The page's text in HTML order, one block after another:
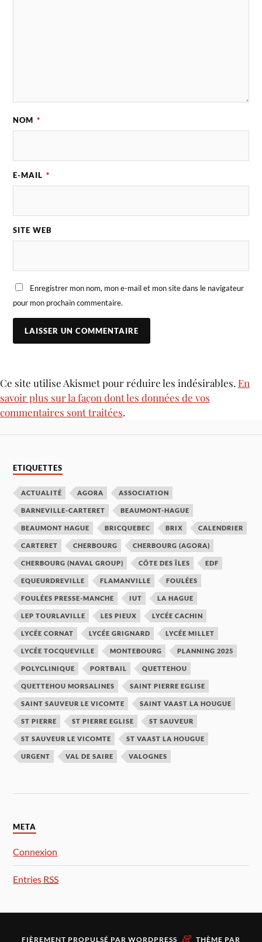
NOM *
E-MAIL *
SITE WEB
Enregistrer mon nom, mon e-mail et mon site dans le navigateur
pour mon prochain commentaire.
Ce site utilise Akismet pour réduire les indésirables. En
savoir plus sur la façon dont les données de vos
commentaires sont traitées.
ETIQUETTES
ACTUALITÉ AGORA ASSOCIATION
BARNEVILLE-CARTERET BEAUMONT-HAGUE
BEAUMONT HAGUE BRICQUEBEC BRIX CALENDRIER
CARTERET CHERBOURG CHERBOURG (AGORA)
CHERBOURG (NAVAL GROUP) CÔTE DES ÎLES EDF
EQUEURDREVILLE FLAMANVILLE FOULÉES
FOULÉES PRESSE-MANCHE IUT LA HAGUE
LEP TOURLAVILLE LES PIEUX LYCÉE CACHIN
LYCÉE CORNAT LYCÉE GRIGNARD LYCÉE MILLET
LYCÉE TOCQUEVILLE MONTEBOURG PLANNING 2025
POLYCLINIQUE PORTBAIL QUETTEHOU
QUETTEHOU MORSALINES SAINT PIERRE EGLISE
SAINT SAUVEUR LE VICOMTE SAINT VAAST LA HOUGUE
ST PIERRE ST PIERRE EGLISE ST SAUVEUR
ST SAUVEUR LE VICOMTE ST VAAST LA HOUGUE
URGENT VAL DE SAIRE VALOGNES
META
Connexion
Entries RSS
FIÈREMENT PROPULSÉ PAR WORDPRESS & THÈME PAR